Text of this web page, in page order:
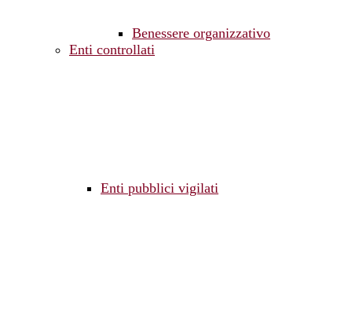
Benessere organizzativo
Enti controllati
Enti pubblici vigilati